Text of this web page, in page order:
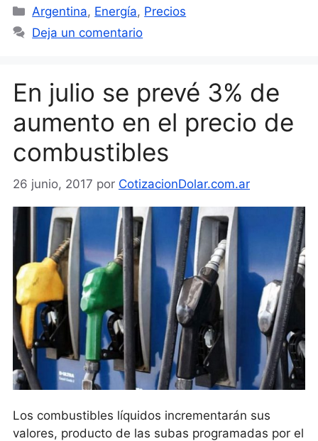
Categorías
Argentina, Energía, Precios
Deja un comentario
En julio se prevé 3% de
aumento en el precio de
combustibles
26 junio, 2017 por CotizacionDolar.com.ar
Los combustibles líquidos incrementarán sus
valores, producto de las subas programadas por el